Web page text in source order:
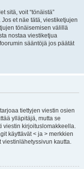
sitä, voit “tönäistä”
et näe tätä, viestiketjujen
tönäisemisen välillä
nostaa viestiketjua
sääntöjä jos päätät
tiettyjen viestin osien
ylläpitäjä, mutta se
viestin kirjoituslomakkeella.
käyttävät < ja > merkkien
kautta.